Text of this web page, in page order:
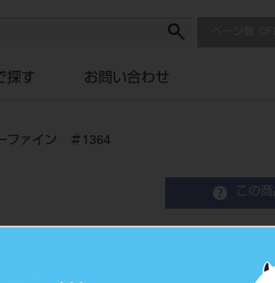
探す お問い合わせ
ァイン ＃1364
この
バー ス